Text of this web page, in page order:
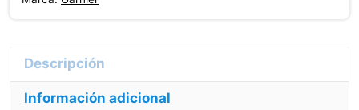
Descripción
Información adicional